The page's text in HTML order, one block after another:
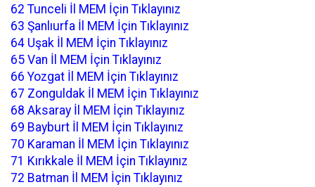
62 Tunceli İl MEM İçin Tıklayınız
63 Şanlıurfa İl MEM İçin Tıklayınız
64 Uşak İl MEM İçin Tıklayınız
65 Van İl MEM İçin Tıklayınız
66 Yozgat İl MEM İçin Tıklayınız
67 Zonguldak İl MEM İçin Tıklayınız
68 Aksaray İl MEM İçin Tıklayınız
69 Bayburt İl MEM İçin Tıklayınız
70 Karaman İl MEM İçin Tıklayınız
71 Kırıkkale İl MEM İçin Tıklayınız
72 Batman İl MEM İçin Tıklayınız